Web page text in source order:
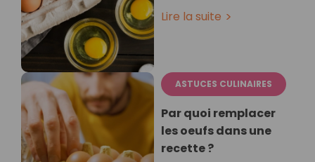
Lire la suite
ASTUCES CULINAIRES
Par quoi remplacer
les oeufs dans une
recette ?